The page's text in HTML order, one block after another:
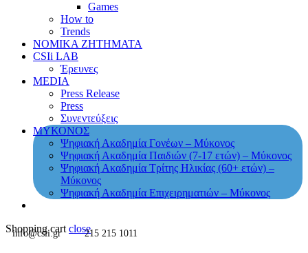
Games
How to
Trends
ΝΟΜΙΚΑ ΖΗΤΗΜΑΤΑ
CSIi LAB
Έρευνες
MEDIA
Press Release
Press
Συνεντεύξεις
ΜΥΚΟΝΟΣ
Ψηφιακή Ακαδημία Γονέων – Μύκονος
Ψηφιακή Ακαδημία Παιδιών (7-17 ετών) – Μύκονος
Ψηφιακή Ακαδημία Τρίτης Ηλικίας (60+ ετών) –
Μύκονος
Ψηφιακή Ακαδημία Επιχειρηματιών – Μύκονος
Shopping cart close
info@csii.gr 215 215 1011